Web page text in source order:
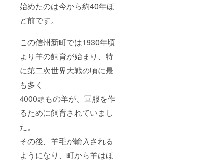
始めたのは今から約40年ほ
ど前です。
この信州新町では1930年頃
より羊の飼育が始まり、特
に第二次世界大戦の頃に最
も多く
4000頭もの羊が、軍服を作
るために飼育されていまし
た。
その後、羊毛が輸入される
ようになり、町から羊はほ